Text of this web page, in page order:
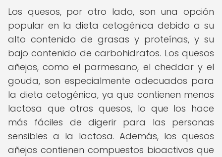
Los quesos, por otro lado, son una opción
popular en la dieta cetogénica debido a su
alto contenido de grasas y proteínas, y su
bajo contenido de carbohidratos. Los quesos
añejos, como el parmesano, el cheddar y el
gouda, son especialmente adecuados para
la dieta cetogénica, ya que contienen menos
lactosa que otros quesos, lo que los hace
más fáciles de digerir para las personas
sensibles a la lactosa. Además, los quesos
añejos contienen compuestos bioactivos que